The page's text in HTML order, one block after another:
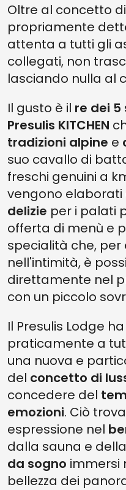
Oltre al concetto
propriamente
attenta a tutti gli
collegati, non
lasciando nulla al
Il gusto è il re dei 5
Presulis KITCHEN
tradizioni alpine e
suo cavallo di
freschi genuini a
vengono elaborati
delizie per i palati
offerta di menù e
specialità che, per
nell'intimità, è
direttamente nel
con un piccolo
Il Presulis Lodge
praticamente a
una nuova e
del concetto di
concedere del
emozioni. Ciò
espressione nel
dalla sauna e
da sogno immersi
bellezza dei